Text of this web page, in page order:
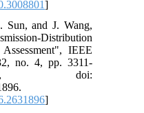
Sun, and J. Wang,
Distribution
Assessment", IEEE
no. 4, pp. 3311-
doi: